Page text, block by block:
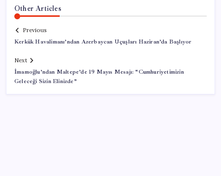
Other Articles
Previous
Kerkük Havalimanı’ndan Azerbaycan Uçuşları Haziran’da Başlıyor
Next
İmamoğlu’ndan Maltepe’de 19 Mayıs Mesajı: “Cumhuriyetimizin
Geleceği Sizin Elinizde”